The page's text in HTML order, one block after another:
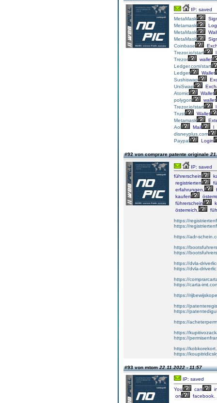
IP: saved
MetaMask
Metamask
MetaMask
MetaMask
Coinbase
Trezor.io/start
l
Trezor
wallet
Ledger.com/start
Ledger
Wallet
Sushiswap
UniSwap
Atomic
Wallet
polygon
wallet
Trezor.io/start
l
Trust
Wallet
Metamask
Aol
Mail
l
disneyplus.com
Paypal
Login
#92 von comprare patente originale
IP: saved
führerschein
registrierten
erfahrungen,
kaufen
führerschein
österreich,
https://
https://
https://adr-
https://
https://
https://dvla-
https://dvla-
https://
https://carta-
https://
https://
https://
https://
https://
https://
https://
https://
#93 von mtom22.11.2022 - 11:57
IP: saved
You
can
on
facebook.